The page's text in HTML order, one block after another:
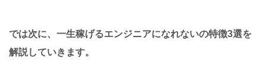
では次に、一生稼げるエンジニアになれないの特徴3選を
解説していきます。